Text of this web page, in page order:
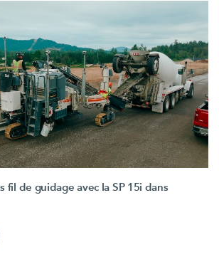
fil de guidage avec la SP 15i dans